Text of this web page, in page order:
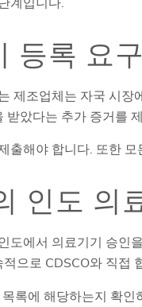
등록 요
제조업체는 자국 시
았다는 추가 증거를
출해야 합니다. 또한
인도 의
도에서 의료기기 승인
으로 CDSCO와 직접
록에 해당하는지 확인